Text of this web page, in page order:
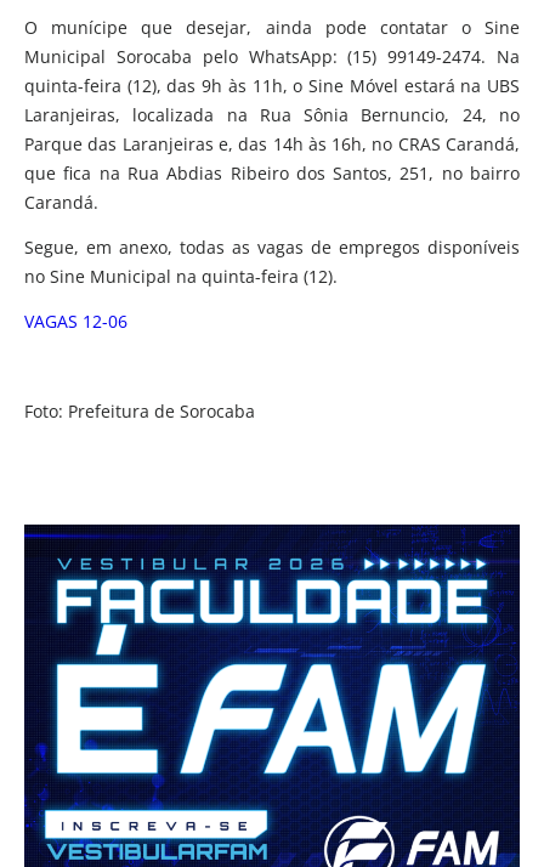
O munícipe que desejar, ainda pode contatar o Sine
Municipal Sorocaba pelo WhatsApp: (15) 99149-2474. Na
quinta-feira (12), das 9h às 11h, o Sine Móvel estará na UBS
Laranjeiras, localizada na Rua Sônia Bernuncio, 24, no
Parque das Laranjeiras e, das 14h às 16h, no CRAS Carandá,
que fica na Rua Abdias Ribeiro dos Santos, 251, no bairro
Carandá.
Segue, em anexo, todas as vagas de empregos disponíveis
no Sine Municipal na quinta-feira (12).
VAGAS 12-06
Foto: Prefeitura de Sorocaba